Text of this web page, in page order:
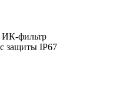
ИК-фильтр
защиты IР67